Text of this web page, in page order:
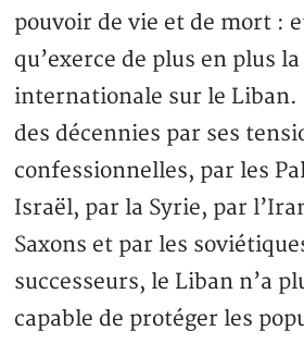
pouvoir de vie et de mort :
qu’exerce de plus en plus
internationale sur le Liban.
des décennies par ses
confessionnelles, par les
Israël, par la Syrie, par
Saxons et par les
successeurs, le Liban n’a
capable de protéger les